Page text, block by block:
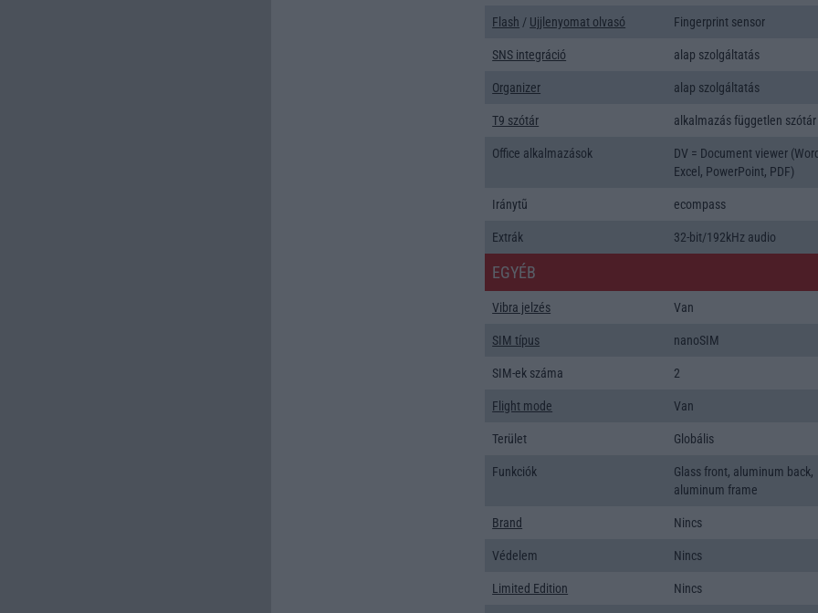
Flash / Ujjlenyomat olvasó Fingerprint sensor
SNS integráció alap szolgáltatás
Organizer alap szolgáltatás
T9 szótár alkalmazás független szótár
Office alkalmazások
DV = Document viewer
Excel, PowerPoint, PDF)
Iránytũ ecompass
Extrák 32-bit/192kHz audio
EGYÉB
Vibra jelzés Van
SIM típus nanoSIM
SIM-ek száma 2
Flight mode Van
Terület Globális
Funkciók
Glass front, aluminum back,
aluminum frame
Brand Nincs
Védelem Nincs
Limited Edition Nincs